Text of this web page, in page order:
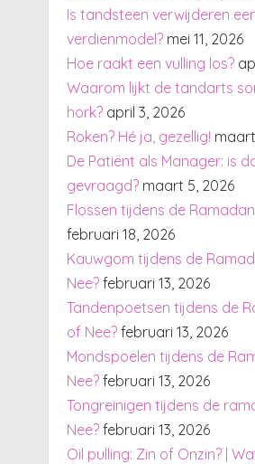
Is tandsteen verwijderen
verdienmodel? mei 11, 2026
Hoe raakt een vulling los?
Waarom lijkt de tandarts
hork? april 3, 2026
Roken? Hé ja, gezellig!
De Patiënt als Manager: is
gevraagd? maart 5, 2026
Flossen tijdens de
februari 18, 2026
Kauwgom tijdens de
Nee? februari 13, 2026
Tandenpoetsen tijdens de
of Nee? februari 13, 2026
Mondspoelen tijdens de
Nee? februari 13, 2026
Tongreinigen tijdens de
Nee? februari 13, 2026
Oil pulling: Zin of Onzin? |